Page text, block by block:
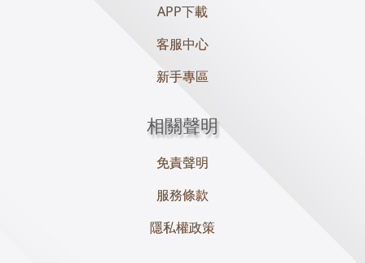
APP下載
客服中心
新手專區
相關聲明
免責聲明
服務條款
隱私權政策